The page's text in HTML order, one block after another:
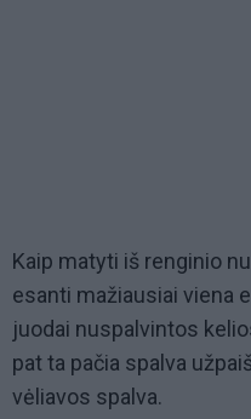
Kaip matyti iš renginio
esanti mažiausiai viena
juodai nuspalvintos
pat ta pačia spalva
vėliavos spalva.